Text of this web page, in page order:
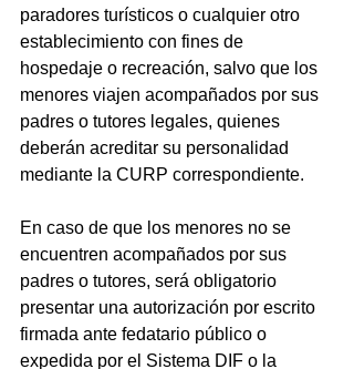
paradores turísticos o cualquier otro
establecimiento con fines de
hospedaje o recreación, salvo que los
menores viajen acompañados por sus
padres o tutores legales, quienes
deberán acreditar su personalidad
mediante la CURP correspondiente.
En caso de que los menores no se
encuentren acompañados por sus
padres o tutores, será obligatorio
presentar una autorización por escrito
firmada ante fedatario público o
expedida por el Sistema DIF o la